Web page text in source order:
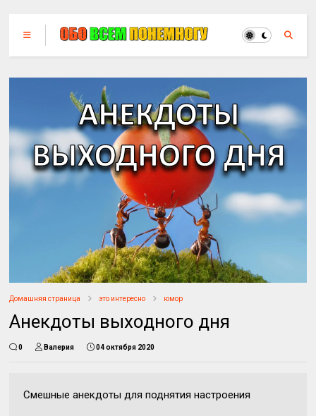
Домашняя страница это интересно юмор
Анекдоты выходного дня
0 Валерия 04 октября 2020
Смешные анекдоты для поднятия настроения